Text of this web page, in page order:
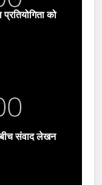
को
बीच संवाद लेखन